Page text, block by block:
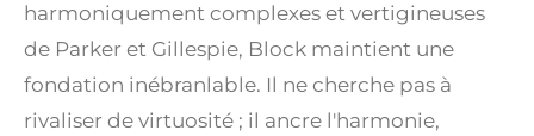
harmoniquement complexes et vertigineuses
de Parker et Gillespie, Block maintient une
fondation inébranlable. Il ne cherche pas à
rivaliser de virtuosité ; il ancre l'harmonie,